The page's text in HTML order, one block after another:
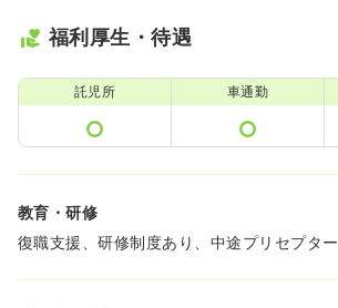
福利厚生・待遇
託児所 車通勤
教育・研修
復職支援、研修制度あり、中途プリセプター